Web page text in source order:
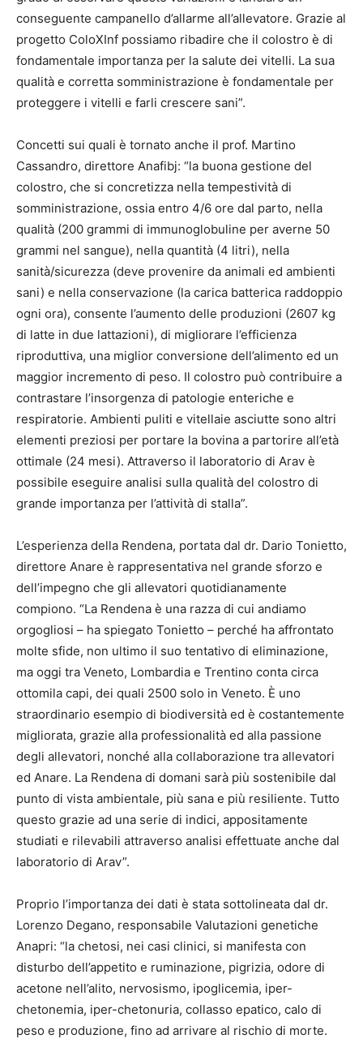
conseguente campanello d’allarme all’allevatore. Grazie al
progetto ColoXInf possiamo ribadire che il colostro è di
fondamentale importanza per la salute dei vitelli. La sua
qualità e corretta somministrazione è fondamentale per
proteggere i vitelli e farli crescere sani”.
Concetti sui quali è tornato anche il prof. Martino
Cassandro, direttore Anafibj: “la buona gestione del
colostro, che si concretizza nella tempestività di
somministrazione, ossia entro 4/6 ore dal parto, nella
qualità (200 grammi di immunoglobuline per averne 50
grammi nel sangue), nella quantità (4 litri), nella
sanità/sicurezza (deve provenire da animali ed ambienti
sani) e nella conservazione (la carica batterica raddoppio
ogni ora), consente l’aumento delle produzioni (2607 kg
di latte in due lattazioni), di migliorare l’efficienza
riproduttiva, una miglior conversione dell’alimento ed un
maggior incremento di peso. Il colostro può contribuire a
contrastare l’insorgenza di patologie enteriche e
respiratorie. Ambienti puliti e vitellaie asciutte sono altri
elementi preziosi per portare la bovina a partorire all’età
ottimale (24 mesi). Attraverso il laboratorio di Arav è
possibile eseguire analisi sulla qualità del colostro di
grande importanza per l’attività di stalla”.
L’esperienza della Rendena, portata dal dr. Dario Tonietto,
direttore Anare è rappresentativa nel grande sforzo e
dell’impegno che gli allevatori quotidianamente
compiono. “La Rendena è una razza di cui andiamo
orgogliosi – ha spiegato Tonietto – perché ha affrontato
molte sfide, non ultimo il suo tentativo di eliminazione,
ma oggi tra Veneto, Lombardia e Trentino conta circa
ottomila capi, dei quali 2500 solo in Veneto. È uno
straordinario esempio di biodiversità ed è costantemente
migliorata, grazie alla professionalità ed alla passione
degli allevatori, nonché alla collaborazione tra allevatori
ed Anare. La Rendena di domani sarà più sostenibile dal
punto di vista ambientale, più sana e più resiliente. Tutto
questo grazie ad una serie di indici, appositamente
studiati e rilevabili attraverso analisi effettuate anche dal
laboratorio di Arav”.
Proprio l’importanza dei dati è stata sottolineata dal dr.
Lorenzo Degano, responsabile Valutazioni genetiche
Anapri: “la chetosi, nei casi clinici, si manifesta con
disturbo dell’appetito e ruminazione, pigrizia, odore di
acetone nell’alito, nervosismo, ipoglicemia, iper-
chetonemia, iper-chetonuria, collasso epatico, calo di
peso e produzione, fino ad arrivare al rischio di morte.